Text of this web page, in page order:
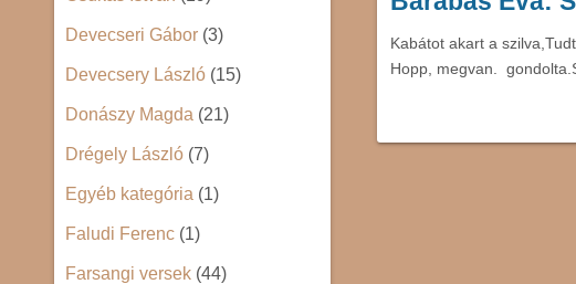
Kabátot akart a
Hopp, megvan. 
Devecseri Gábor (3)
Devecsery László (15)
Donászy Magda (21)
Drégely László (7)
Egyéb kategória (1)
Faludi Ferenc (1)
Farsangi versek (44)